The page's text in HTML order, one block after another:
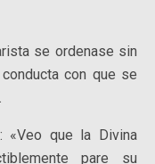
se ordenase sin
con que se
«Veo que la Divina
pare su